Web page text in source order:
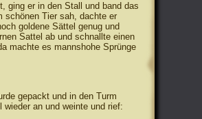
ging er in den Stall und band das
schönen Tier sah, dachte er
goldene Sättel genug und
Sattel ab und schnallte einen
machte es mannshohe Sprünge
gepackt und in den Turm
an und weinte und rief: